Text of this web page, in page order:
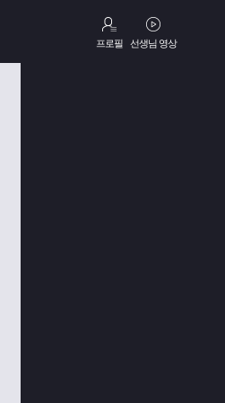
프로필 선생님 영상